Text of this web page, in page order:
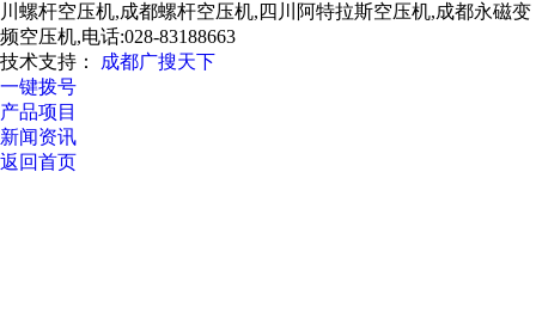
川螺杆空压机,成都螺杆空压机,四川阿特拉斯空压机,成都永磁变
频空压机,电话:028-83188663
技术支持：
成都广搜天下
一键拨号
产品项目
新闻资讯
返回首页